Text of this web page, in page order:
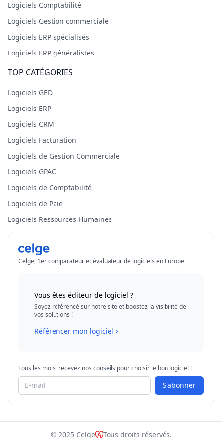
Logiciels Comptabilité
Logiciels Gestion commerciale
Logiciels ERP spécialisés
Logiciels ERP généralistes
TOP CATÉGORIES
Logiciels GED
Logiciels ERP
Logiciels CRM
Logiciels Facturation
Logiciels de Gestion Commerciale
Logiciels GPAO
Logiciels de Comptabilité
Logiciels de Paie
Logiciels Ressources Humaines
Celge, 1er comparateur et évaluateur de logiciels en Europe
Vous êtes éditeur de logiciel ?
Soyez référencé sur notre site et boostez la visibilité de
vos solutions !
Référencer mon logiciel
Tous les mois, recevez nos conseils pour choisir le bon logiciel !
S'abonner
© 2025 Celge Tous droits réservés.